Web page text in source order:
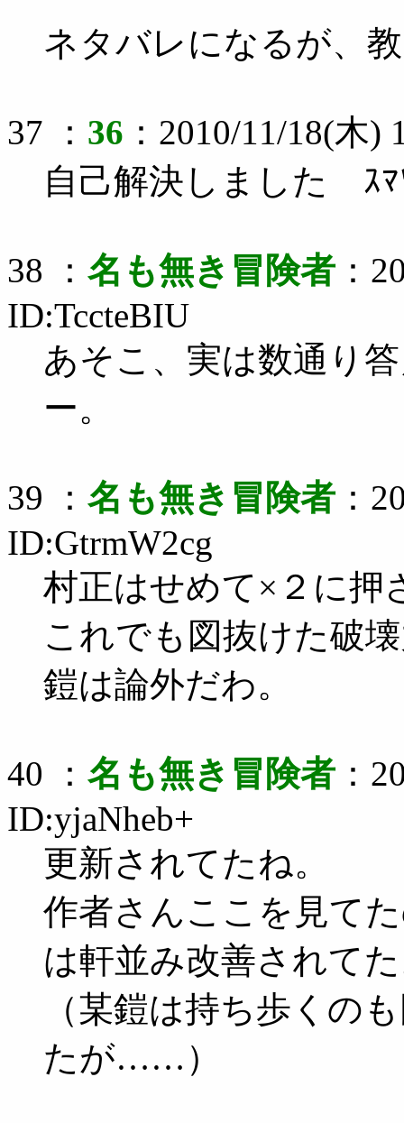
ネタバレになるが、
37 ： 36 ：2010/11/18(木)
自己解決しました ｽ
38 ： 名も無き冒険者 ：
ID:TccteBIU
あそこ、実は数通り
ー。
39 ： 名も無き冒険者 ：
ID:GtrmW2cg
村正はせめて×２に押
これでも図抜けた破
鎧は論外だわ。
40 ： 名も無き冒険者 ：
ID:yjaNheb+
更新されてたね。
作者さんここを見て
は軒並み改善されて
（某鎧は持ち歩くの
たが……）